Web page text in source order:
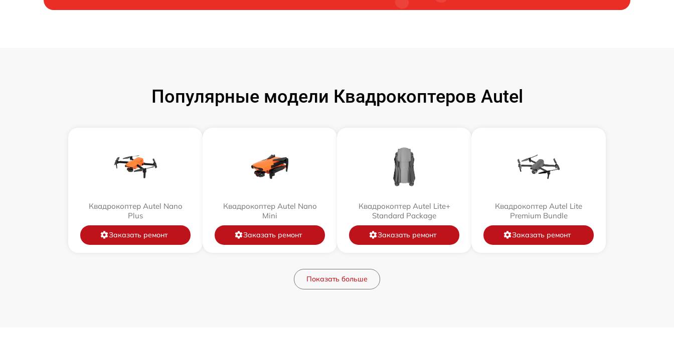
Популярные модели Квадрокоптеров Autel
Квадрокоптер Autel Nano
Plus
Заказать ремонт
Квадрокоптер Autel Nano
Mini
Заказать ремонт
Квадрокоптер Autel Lite+
Standard Package
Заказать ремонт
Квадрокоптер Autel Lite
Premium Bundle
Заказать ремонт
Показать больше